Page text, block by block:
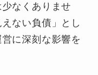
なくありませ
ない負債」とし
に深刻な影響を